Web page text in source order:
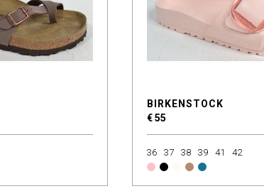
BIRKENSTOCK
€ 55
36 37 38 39 41 42